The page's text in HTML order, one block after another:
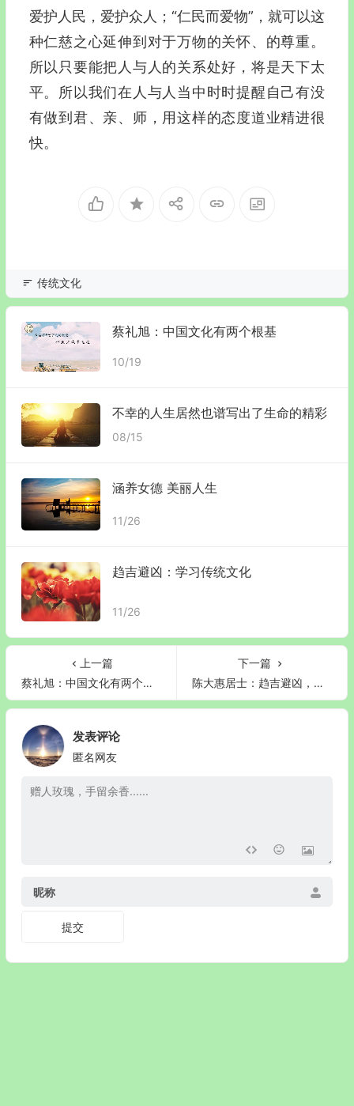
爱护人民，爱护众人； “仁民而爱物” ，就可以这
种仁慈之心延伸到对于万物的关怀、的尊重。
所以只要能把人与人的关系处好，将是天下太
平。所以我们在人与人当中时时提醒自己有没
有做到君、亲、师，用这样的态度道业精进很
快。
传统文化
蔡礼旭：中国文化有两个根基
10/19
不幸的人生居然也谱写出了生命的精彩
08/15
涵养女德 美丽人生
11/26
趋吉避凶：学习传统文化
11/26
上一篇
蔡礼旭：中国文化有两个根基
下一篇
陈大惠居士：趋吉避凶，学习传统文化
发表评论
匿名网友
昵称